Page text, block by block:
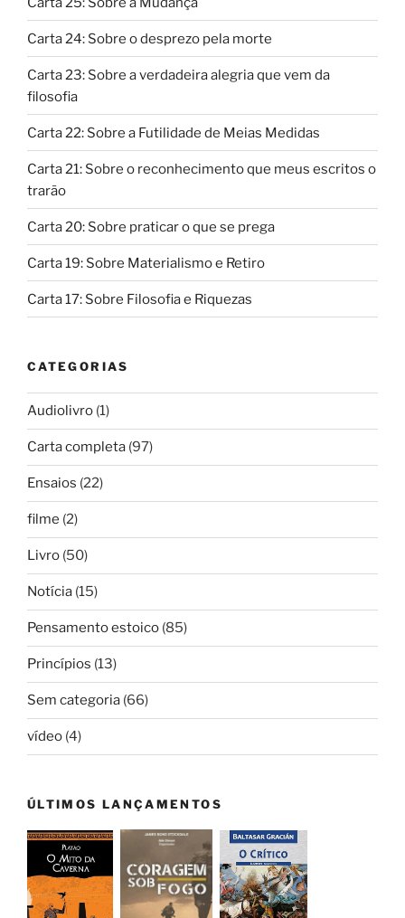
Carta 24: Sobre o desprezo pela morte
Carta 23: Sobre a verdadeira alegria que vem da
filosofia
Carta 22: Sobre a Futilidade de Meias Medidas
Carta 21: Sobre o reconhecimento que meus escritos o
trarão
Carta 20: Sobre praticar o que se prega
Carta 19: Sobre Materialismo e Retiro
Carta 17: Sobre Filosofia e Riquezas
CATEGORIAS
Audiolivro (1)
Carta completa (97)
Ensaios (22)
filme (2)
Livro (50)
Notícia (15)
Pensamento estoico (85)
Princípios (13)
Sem categoria (66)
vídeo (4)
ÚLTIMOS LANÇAMENTOS